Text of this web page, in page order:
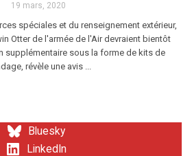
19 mars, 2020
spéciales et du renseignement extérieur,
Otter de l'armée de l'Air devraient bientôt
supplémentaire sous la forme de kits de
révèle une avis ...
Bluesky
LinkedIn